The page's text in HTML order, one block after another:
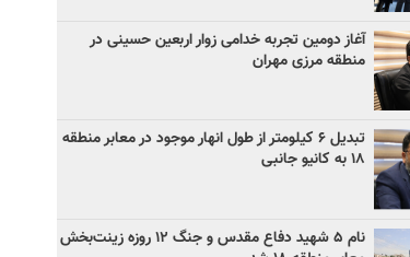
آغاز دومین تجربه خدامی زوار اربعین حسینی در
منطقه مرزی مهران
تبدیل ۶ کیلومتر از طول انهار موجود در معابر منطقه
۱۸ به کانیو جانبی
نام ۵ شهید دفاع مقدس و جنگ ۱۲ روزه زینت‌بخش